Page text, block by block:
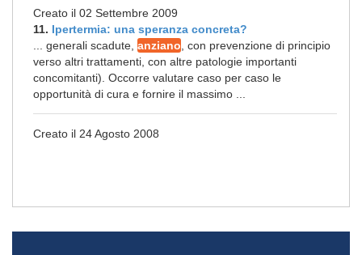
Creato il 02 Settembre 2009
11. Ipertermia: una speranza concreta?
... generali scadute, anziano , con prevenzione di principio
verso altri trattamenti, con altre patologie importanti
concomitanti). Occorre valutare caso per caso le
opportunità di cura e fornire il massimo ...
Creato il 24 Agosto 2008